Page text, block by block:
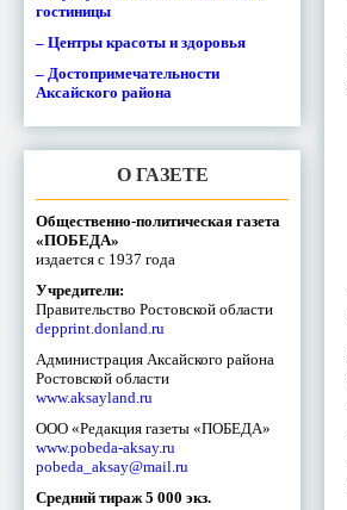
гостиницы
– Центры красоты и здоровья
– Достопримечательности
Аксайского района
О ГАЗЕТЕ
Общественно-политическая газета
«ПОБЕДА»
издается с 1937 года
Учредители:
Правительство Ростовской области
depprint.donland.ru
Администрация Аксайского района
Ростовской области
www.aksayland.ru
ООО «Редакция газеты «ПОБЕДА»
www.pobeda-aksay.ru
pobeda_aksay@mail.ru
Средний тираж 5 000 экз.